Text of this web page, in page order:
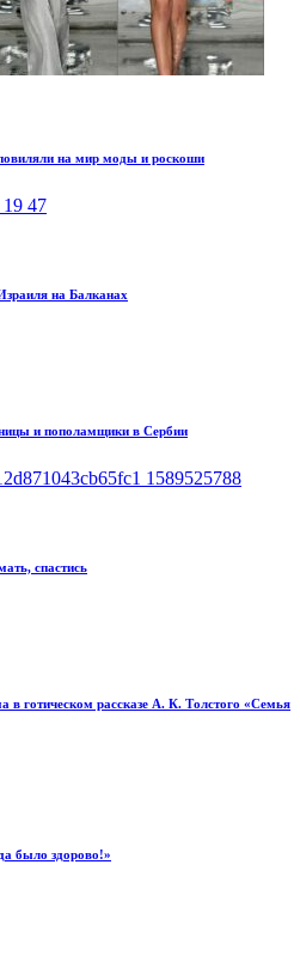
на мир моды и роскоши
на Балканах
и пополамщики в Сербии
спастись
в готическом рассказе А. К. Толстого «Семья
было здорово!»